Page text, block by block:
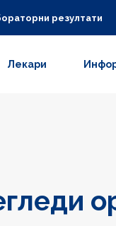
резултати
Лекари